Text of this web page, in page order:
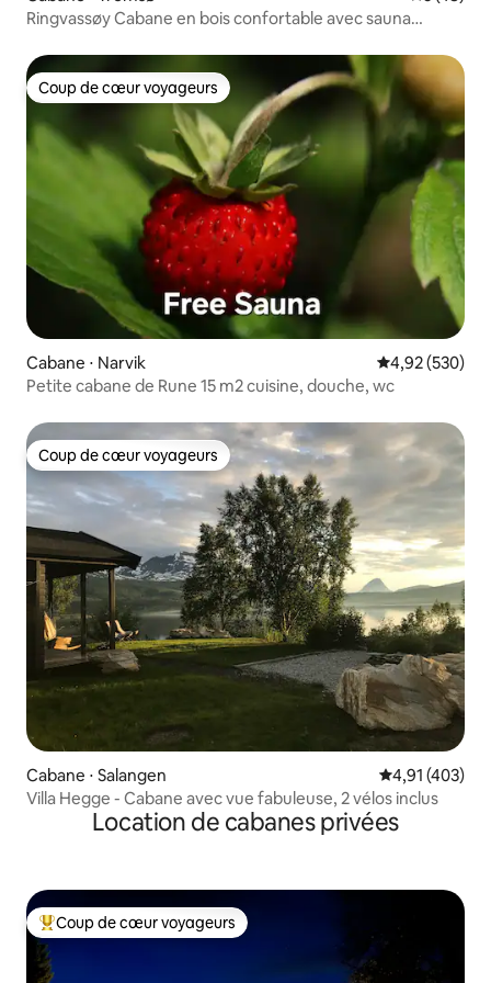
Ringvassøy Cabane en bois confortable avec sauna
Coup de cœur voyageurs
Coup de cœur voyageurs
Cabane ⋅ Narvik Évaluation
4,92 (530)
Petite cabane de Rune 15 m2 cuisine, douche, wc
Coup de cœur voyageurs
Coup de cœur voyageurs
Cabane ⋅ Salangen Évaluation
4,91 (403)
Villa Hegge - Cabane avec vue fabuleuse, 2 vélos inclus
Location de cabanes privées
Coups de cœur voyageurs les plus appréciés
Coup de cœur voyageurs